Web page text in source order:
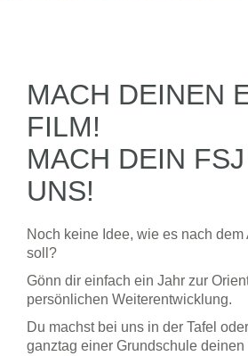
MACH DEINEN
FILM!
MACH DEIN
UNS!
Noch keine Idee, wie es nach
soll?
Gönn dir einfach ein Jahr zur
persönlichen Weiterentwicklung.
Du machst bei uns in der Tafel
ganztag einer Grundschule